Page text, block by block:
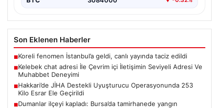
Son Eklenen Haberler
■Koreli fenomen İstanbul’a geldi, canlı yayında taciz edildi
■Kelebek chat adresi İle Çevrim içi İletişimin Seviyeli Adresi Ve
Muhabbet Deneyimi
■Hakkari’de JİHA Destekli Uyuşturucu Operasyonunda 253
Kilo Esrar Ele Geçirildi
■Dumanlar ilçeyi kapladı: Bursa’da tamirhanede yangın